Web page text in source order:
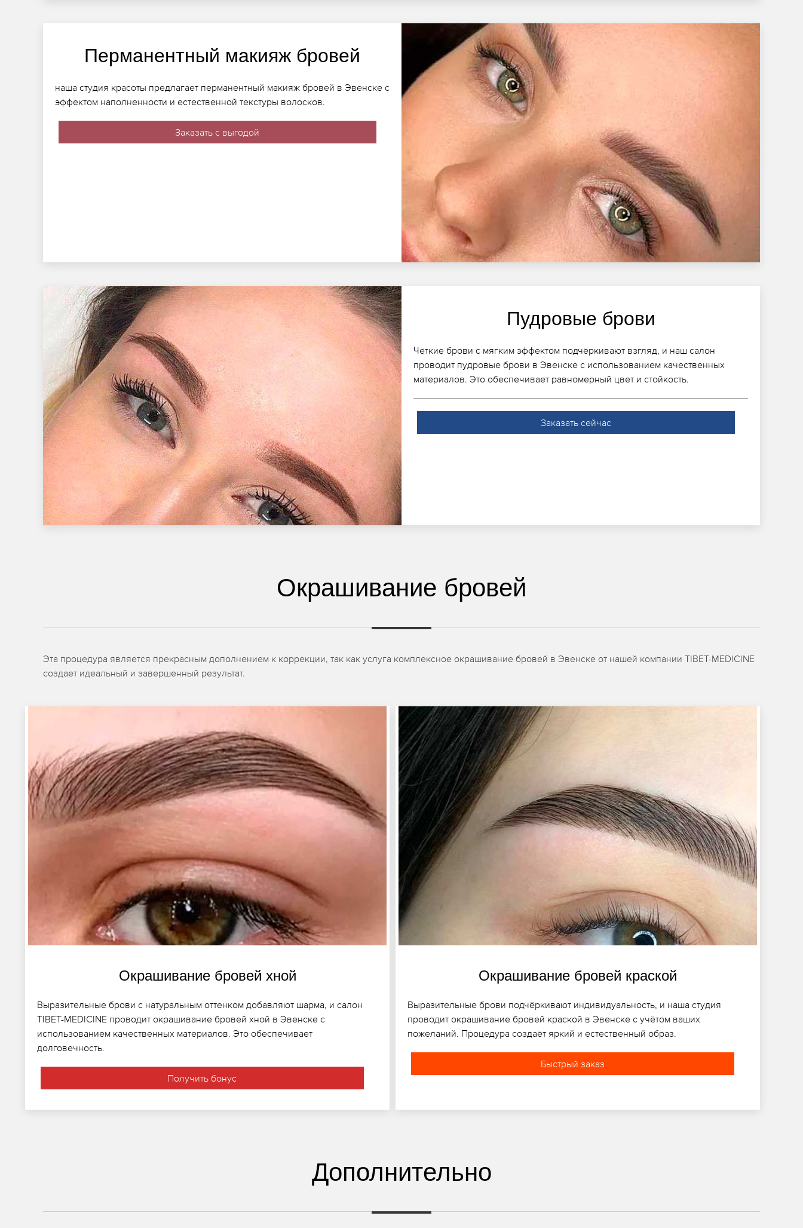
Перманентный макияж бровей
наша студия красоты предлагает перманентный макияж бровей в Эвенске с
эффектом наполненности и естественной текстуры волосков.
Заказать с выгодой
Пудровые брови
Чёткие брови с мягким эффектом подчёркивают взгляд, и наш салон
проводит пудровые брови в Эвенске с использованием качественных
материалов. Это обеспечивает равномерный цвет и стойкость.
Заказать сейчас
Окрашивание бровей
Эта процедура является прекрасным дополнением к коррекции, так как услуга комплексное окрашивание бровей в Эвенске от нашей компании TIBET-MEDICINE
создает идеальный и завершенный результат.
Окрашивание бровей хной
Выразительные брови с натуральным оттенком добавляют шарма, и салон
TIBET-MEDICINE проводит окрашивание бровей хной в Эвенске с
использованием качественных материалов. Это обеспечивает
долговечность.
Получить бонус
Окрашивание бровей краской
Выразительные брови подчёркивают индивидуальность, и наша студия
проводит окрашивание бровей краской в Эвенске с учётом ваших
пожеланий. Процедура создаёт яркий и естественный образ.
Быстрый заказ
Дополнительно